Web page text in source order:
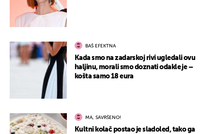
BAŠ EFEKTNA
Kada smo na zadarskoj rivi ugledali ovu
haljinu, morali smo doznati odakle je –
košta samo 18 eura
MA, SAVRŠENO!
Kultni kolač postao je sladoled, tako ga